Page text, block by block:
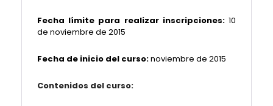
Fecha límite para realizar inscripciones:10
de noviembre de 2015
Fecha de inicio del curso:noviembre de 2015
Contenidos del curso: